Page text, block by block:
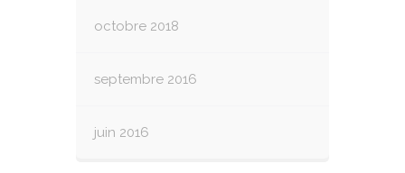
octobre 2018
septembre 2016
juin 2016